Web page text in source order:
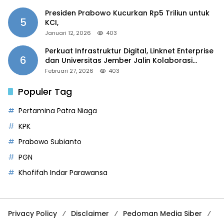
5
Presiden Prabowo Kucurkan Rp5 Triliun untuk
KCI,
Januari 12, 2026 403
6
Perkuat Infrastruktur Digital, Linknet Enterprise
dan Universitas Jember Jalin Kolaborasi
Smart Campus Berbasis AI
Februari 27, 2026 403
Populer Tag
Pertamina Patra Niaga
KPK
Prabowo Subianto
PGN
Khofifah Indar Parawansa
Privacy Policy Disclaimer
Pedoman Media Siber